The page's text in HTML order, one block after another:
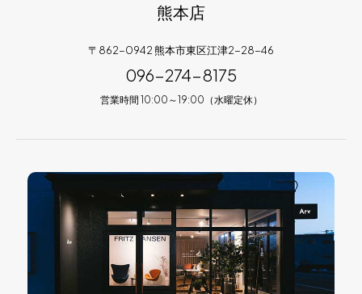
熊本店
〒862-0942 熊本市東区江津2-28-46
096-274-8175
営業時間 10:00～19:00（水曜定休）